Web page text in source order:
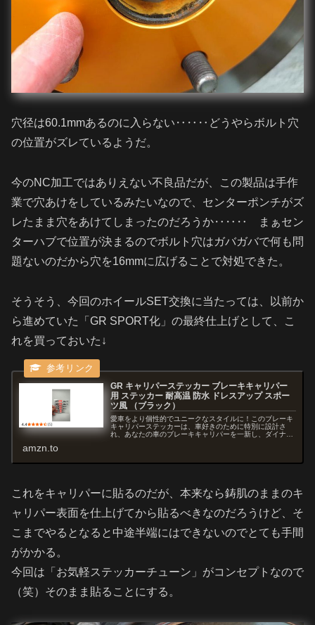
穴径は60.1mmあるのに入らない‥‥‥どうやらボルト穴
の位置がズレているようだ。
今のNC加工ではありえない不良品だが、この製品は手作
業で穴あけをしているみたいなので、センターポンチがズ
レたまま穴をあけてしまったのだろうか‥‥‥ まぁセン
ターハブで位置が決まるのでボルト穴はガバガバで何も問
題ないのだから穴を16mmに広げることで対処できた。
そうそう、今回のホイールSET交換に当たっては、以前か
ら進めていた「GR SPORT化」の最終仕上げとして、こ
れを買っておいた↓
GR キャリパーステッカー ブレーキキャリパー
用 ステッカー 耐高温 防水 ドレスアップ スポー
ツ風 （ブラック）
愛車をより個性的でユニークなスタイルに！このブレーキ
キャリパーステッカーは、車好きのために特別に設計さ
れ、あなたの車のブレーキキャリパーを一新し、ダイナミ
amzn.to
これをキャリパーに貼るのだが、本来なら鋳肌のままのキ
ャリパー表面を仕上げてから貼るべきなのだろうけど、そ
こまでやるとなると中途半端にはできないのでとても手間
がかかる。
今回は「お気軽ステッカーチューン」がコンセプトなので
（笑）そのまま貼ることにする。